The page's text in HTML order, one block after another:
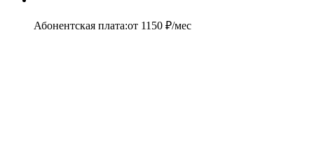
Абонентская плата:от 1150 ₽/мес